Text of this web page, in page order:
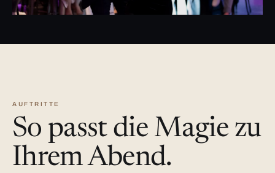
AUFTRITTE
So passt die Magie zu
Ihrem Abend.